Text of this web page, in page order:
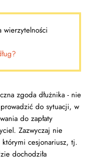
zgoda dłużnika - nie
do sytuacji, w
do zapłaty
Zazwyczaj nie
cesjonariusz, tj.
dochodziła